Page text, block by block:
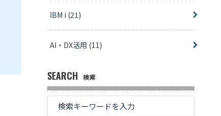
IBM i (21)
AI・DX活用 (11)
SEARCH 検索